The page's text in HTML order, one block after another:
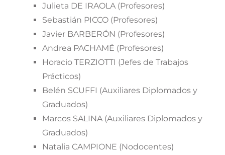
Julieta DE IRAOLA (Profesores)
Sebastián PICCO (Profesores)
Javier BARBERÓN (Profesores)
Andrea PACHAMÉ (Profesores)
Horacio TERZIOTTI (Jefes de Trabajos
Prácticos)
Belén SCUFFI (Auxiliares Diplomados y
Graduados)
Marcos SALINA (Auxiliares Diplomados y
Graduados)
Natalia CAMPIONE (Nodocentes)